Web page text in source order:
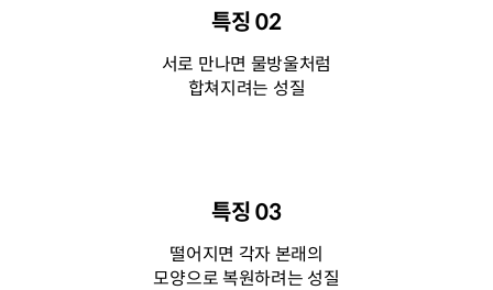
특징 02
서로 만나면 물방울처럼
합쳐지려는 성질
특징 03
떨어지면 각자 본래의
모양으로 복원하려는 성질